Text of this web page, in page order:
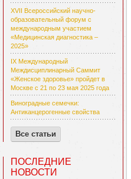
XVII Всероссийский научно-
образовательный форум с
международным участием
«Медицинская диагностика –
2025»
IX Международный
Междисциплинарный Саммит
«Женское здоровье» пройдет в
Москве с 21 по 23 мая 2025 года
Виноградные семечки:
Антиканцерогенные свойства
Все статьи
ПОСЛЕДНИЕ
НОВОСТИ